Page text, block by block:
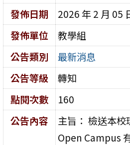
發佈日期
2026 年 2 月 05
發佈單位
教學組
公告類別
最新消息
公告等級
轉知
點閱次數
160
公告內容
主旨： 檢送本
Open Campus